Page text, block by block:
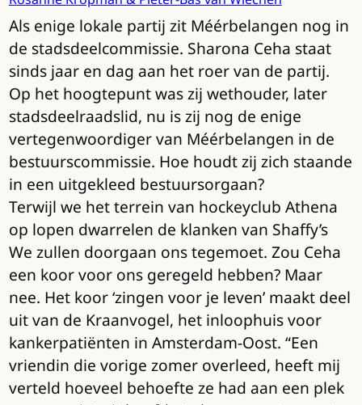
Als enige lokale partij zit Méérbelangen nog in
de stadsdeelcommissie. Sharona Ceha staat
sinds jaar en dag aan het roer van de partij.
Op het hoogtepunt was zij wethouder, later
stadsdeelraadslid, nu is zij nog de enige
vertegenwoordiger van Méérbelangen in de
bestuurscommissie. Hoe houdt zij zich staande
in een uitgekleed bestuursorgaan?
Terwijl we het terrein van hockeyclub Athena
op lopen dwarrelen de klanken van Shaffy’s
We zullen doorgaan ons tegemoet. Zou Ceha
een koor voor ons geregeld hebben? Maar
nee. Het koor ‘zingen voor je leven’ maakt deel
uit van de Kraanvogel, het inloophuis voor
kankerpatiënten in Amsterdam-Oost. “Een
vriendin die vorige zomer overleed, heeft mij
verteld hoeveel behoefte ze had aan een plek